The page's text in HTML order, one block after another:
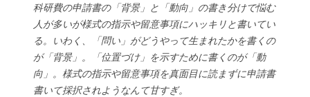
科研費の申請書の「背景」と「動向」の書き分けで悩む
人が多いが様式の指示や留意事項にハッキリと書いてい
る。いわく、「問い」がどうやって生まれたかを書くの
が「背景」。「位置づけ」を示すために書くのが「動
向」。様式の指示や留意事項を真面目に読まずに申請書
書いて採択されようなんて甘すぎ。